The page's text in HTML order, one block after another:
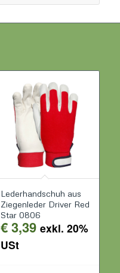
Lederhandschuh aus
Ziegenleder Driver Red
Star 0806
€3,39 exkl. 20%
USt